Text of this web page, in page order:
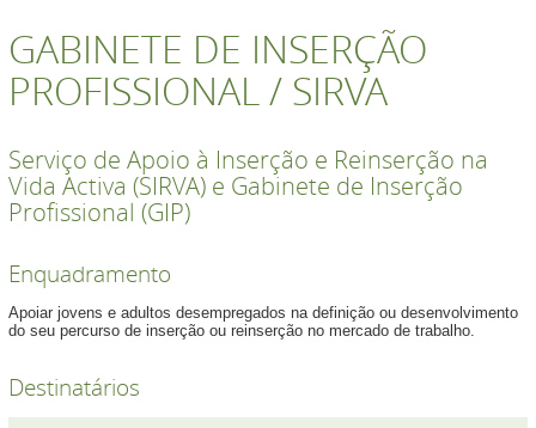
GABINETE DE INSERÇÃO
PROFISSIONAL / SIRVA
Serviço de Apoio à Inserção e Reinserção na
Vida Activa (SIRVA) e Gabinete de Inserção
Profissional (GIP)
Enquadramento
Apoiar jovens e adultos desempregados na definição ou desenvolvimento
do seu percurso de inserção ou reinserção no mercado de trabalho.
Destinatários